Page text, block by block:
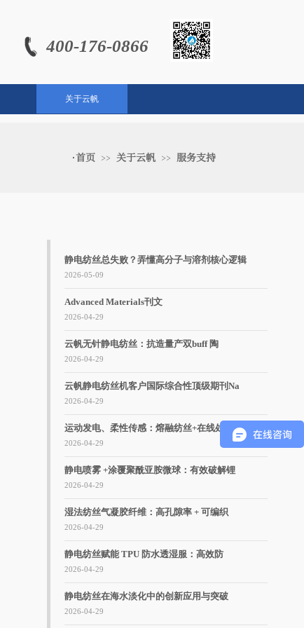
400-176-0866
关于云帆
·首页 >> 关于云帆 >> 服务支持
静电纺丝总失败？弄懂高分子与溶剂核心逻辑
2026-05-09
Advanced Materials刊文
2026-04-29
云帆无针静电纺丝：抗造量产双buff 陶
2026-04-29
云帆静电纺丝机客户国际综合性顶级期刊Na
2026-04-29
运动发电、柔性传感：熔融纺丝+在线处理工
2026-04-29
静电喷雾 +涂覆聚酰亚胺微球：有效破解锂
2026-04-29
湿法纺丝气凝胶纤维：高孔隙率 + 可编织
2026-04-29
静电纺丝赋能 TPU 防水透湿服：高效防
2026-04-29
静电纺丝在海水淡化中的创新应用与突破
2026-04-29